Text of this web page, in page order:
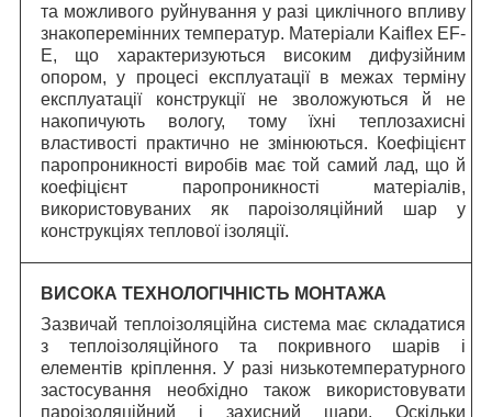
та можливого руйнування у разі циклічного впливу
знакоперемінних температур. Матеріали Kaiflex EF-
E, що характеризуються високим дифузійним
опором, у процесі експлуатації в межах терміну
експлуатації конструкції не зволожуються й не
накопичують вологу, тому їхні теплозахисні
властивості практично не змінюються. Коефіцієнт
паропроникності виробів має той самий лад, що й
коефіцієнт паропроникності матеріалів,
використовуваних як пароізоляційний шар у
конструкціях теплової ізоляції.
ВИСОКА ТЕХНОЛОГІЧНІСТЬ МОНТАЖА
Зазвичай теплоізоляційна система має складатися
з теплоізоляційного та покривного шарів і
елементів кріплення. У разі низькотемпературного
застосування необхідно також використовувати
пароізоляційний і захисний шари. Оскільки